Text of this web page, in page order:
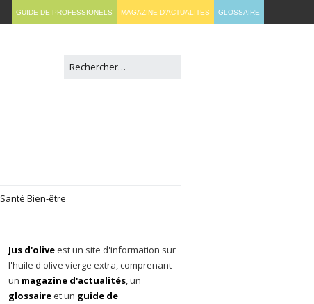
Santé Bien-être
Jus d'oliveest un site d'information sur
l'huile d'olive vierge extra, comprenant
un magazine d'actualités, un
glossaireet un guide de
GUIDE DE PROFESSIONELS MAGAZINE D'ACTUALITES GLOSSAIRE